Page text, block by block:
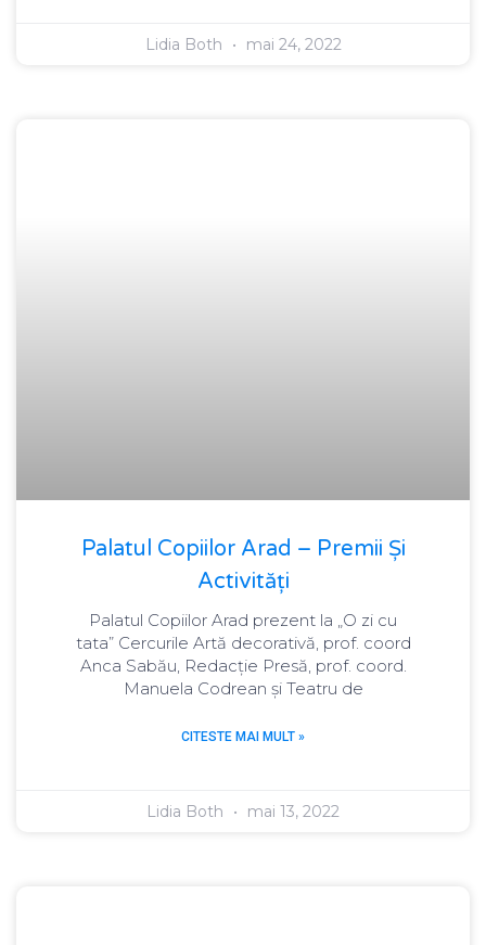
Lidia Both mai 24, 2022
Palatul Copiilor Arad – Premii Și
Activități
Palatul Copiilor Arad prezent la „O zi cu
tata” Cercurile Artă decorativă, prof. coord
Anca Sabău, Redacție Presă, prof. coord.
Manuela Codrean și Teatru de
CITESTE MAI MULT »
Lidia Both mai 13, 2022